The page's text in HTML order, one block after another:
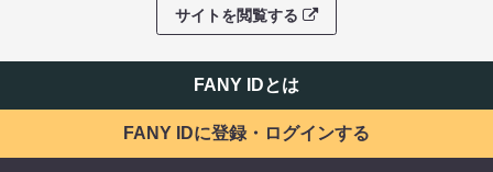
サイトを閲覧する
FANY IDとは
FANY IDに登録・ログインする